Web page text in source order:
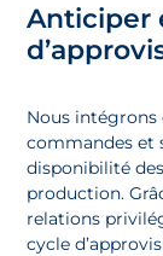
Anticiper
Nous intégrons
commandes et
disponibilité
production.
relations
cycle